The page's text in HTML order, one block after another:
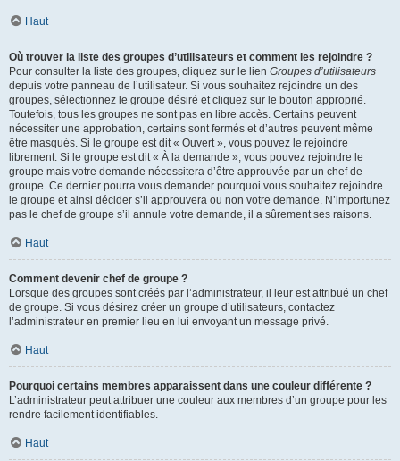
Haut
Où trouver la liste des groupes d’utilisateurs et comment les rejoindre ?
Pour consulter la liste des groupes, cliquez sur le lien Groupes d’utilisateurs
depuis votre panneau de l’utilisateur. Si vous souhaitez rejoindre un des
groupes, sélectionnez le groupe désiré et cliquez sur le bouton approprié.
Toutefois, tous les groupes ne sont pas en libre accès. Certains peuvent
nécessiter une approbation, certains sont fermés et d’autres peuvent même
être masqués. Si le groupe est dit « Ouvert », vous pouvez le rejoindre
librement. Si le groupe est dit « À la demande », vous pouvez rejoindre le
groupe mais votre demande nécessitera d’être approuvée par un chef de
groupe. Ce dernier pourra vous demander pourquoi vous souhaitez rejoindre
le groupe et ainsi décider s’il approuvera ou non votre demande. N’importunez
pas le chef de groupe s’il annule votre demande, il a sûrement ses raisons.
Haut
Comment devenir chef de groupe ?
Lorsque des groupes sont créés par l’administrateur, il leur est attribué un chef
de groupe. Si vous désirez créer un groupe d’utilisateurs, contactez
l’administrateur en premier lieu en lui envoyant un message privé.
Haut
Pourquoi certains membres apparaissent dans une couleur différente ?
L’administrateur peut attribuer une couleur aux membres d’un groupe pour les
rendre facilement identifiables.
Haut